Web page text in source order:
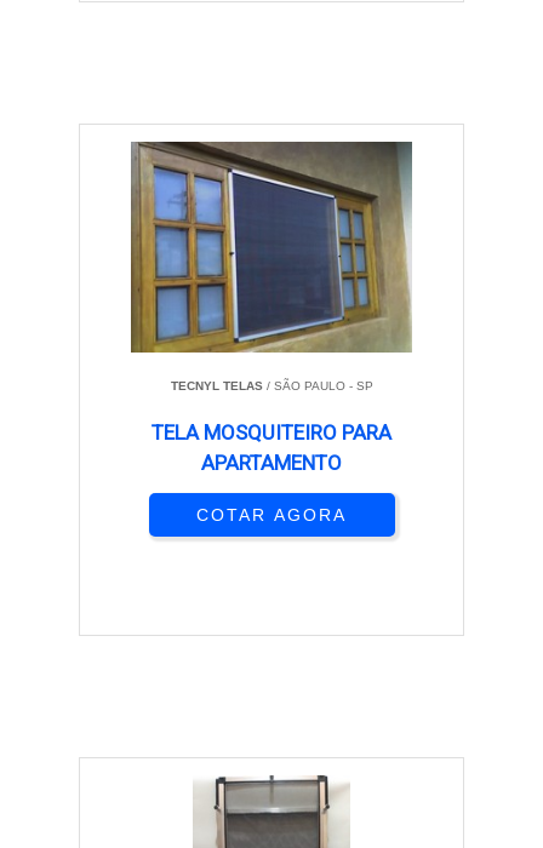
TECNYL TELAS/ SÃO PAULO - SP
TELA MOSQUITEIRO PARA
APARTAMENTO
COTAR AGORA